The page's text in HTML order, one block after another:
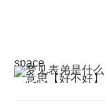
space